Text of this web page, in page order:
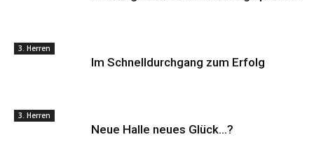
3. Herren
Im Schnelldurchgang zum Erfolg
3. Herren
Neue Halle neues Glück…?